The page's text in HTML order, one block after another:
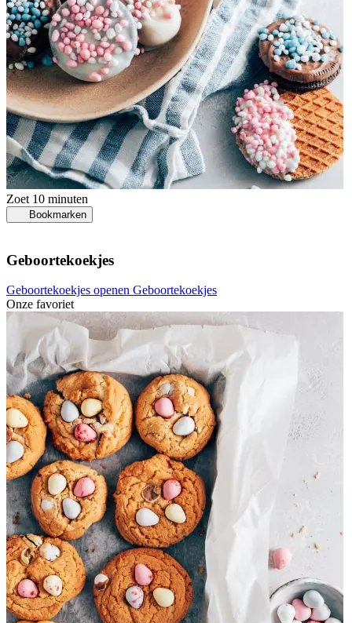
Zoet 10 minuten
Bookmarken
Geboortekoekjes
Geboortekoekjes openen Geboortekoekjes
Onze favoriet